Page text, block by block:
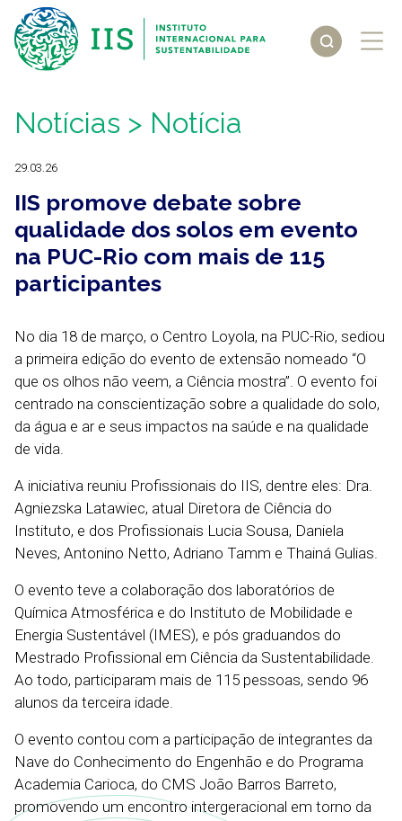
Notícias > Notícia
29.03.26
IIS promove debate sobre
qualidade dos solos em evento
na PUC-Rio com mais de 115
participantes
No dia 18 de março, o Centro Loyola, na PUC-Rio, sediou
a primeira edição do evento de extensão nomeado “O
que os olhos não veem, a Ciência mostra”. O evento foi
centrado na conscientização sobre a qualidade do solo,
da água e ar e seus impactos na saúde e na qualidade
de vida.
A iniciativa reuniu Profissionais do IIS, dentre eles: Dra.
Agniezska Latawiec, atual Diretora de Ciência do
Instituto, e dos Profissionais Lucia Sousa, Daniela
Neves, Antonino Netto, Adriano Tamm e Thainá Gulias.
O evento teve a colaboração dos laboratórios de
Química Atmosférica e do Instituto de Mobilidade e
Energia Sustentável (IMES), e pós graduandos do
Mestrado Profissional em Ciência da Sustentabilidade.
Ao todo, participaram mais de 115 pessoas, sendo 96
alunos da terceira idade.
O evento contou com a participação de integrantes da
Nave do Conhecimento do Engenhão e do Programa
Academia Carioca, do CMS João Barros Barreto,
promovendo um encontro intergeracional em torno da